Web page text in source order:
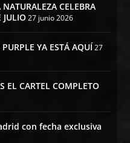
CELEBRA
JULIO 27 junio 2026
YA ESTÁ AQUÍ 27
EL CARTEL COMPLETO
con fecha exclusiva